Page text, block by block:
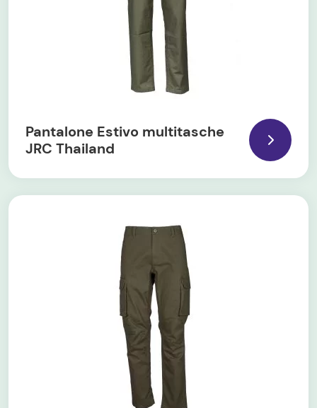
Pantalone Estivo multitasche
JRC Thailand